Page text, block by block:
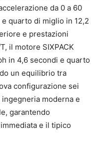
da 0 a 60
quarto di miglio in 12,2
e prestazioni
il motore SIXPACK
in 4,6 secondi e quarto
un equilibrio tra
configurazione sei
moderna e
garantendo
e il tipico